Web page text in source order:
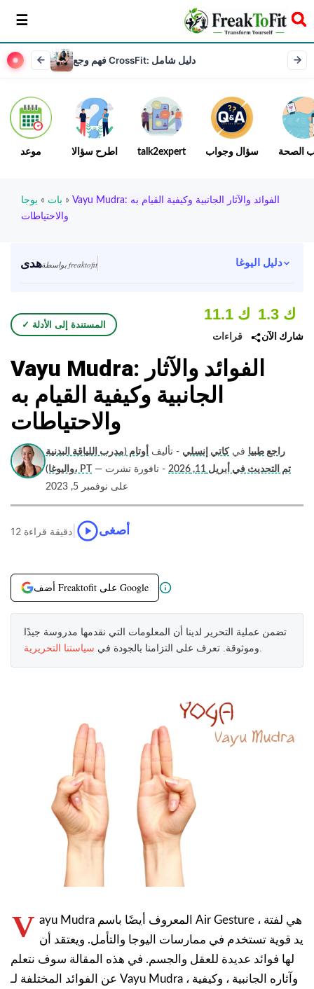
سخر
فهم وجع CrossFit: دليل شامل
موعد اطرح سؤالا talk2expert سؤال وجواب الصحة
بات » يوجا » Vayu Mudra: الفوائد والآثار الجانبية وكيفية القيام به
والاحتياطات
هدى بواسطة freaktofit دليل اليوغا
✓ المستندة إلى الأدلة
11.1 ك
قراءات
1.3 ك
شارك الآن
Vayu Mudra: الفوائد والآثار
الجانبية وكيفية القيام به
والاحتياطات
راجع طبيا في كاتي إنسلي - تأليف
أوتام (مدرب اللياقة البدنية
واليوغا)، PT
— تم التحديث في أبريل 11, 2026
- نافورة نشرت
على نوفمبر 5, 2023
12 دقيقة قراءة أصغى
أضف Freaktofit على Google
تضمن عملية التحرير لدينا أن المعلومات التي نقدمها مدروسة جيدًا
وموثوقة. تعرف على التزامنا بالجودة في سياستنا التحريرية
V ayu Mudra المعروف أيضًا باسم Air Gesture ، هي لفتة
يد قوية تستخدم في ممارسات اليوجا والتأمل. ويعتقد أن
لها فوائد عديدة للعقل والجسم. في هذه المقالة سوف نتعلم
عن الفوائد المختلفة لـ Vayu Mudra ، وآثاره الجانبية ، وكيفية